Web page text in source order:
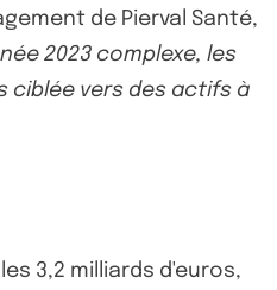
de Pierval Santé,
2023 complexe, les
ciblée vers des actifs à
3,2 milliards d'euros,